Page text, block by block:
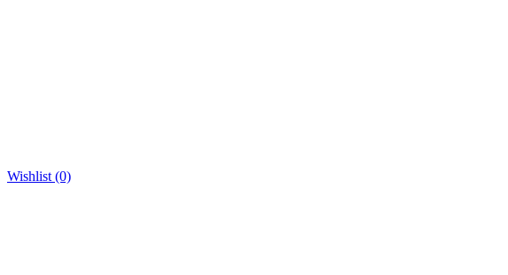
Wishlist (0)